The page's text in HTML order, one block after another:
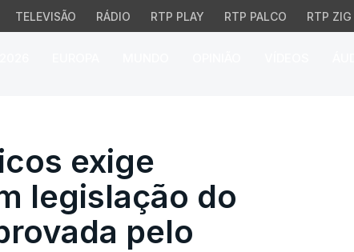
TELEVISÃO RÁDIO RTP PLAY RTP PALCO RTP ZIG
exige
exige
legislação do
pelo